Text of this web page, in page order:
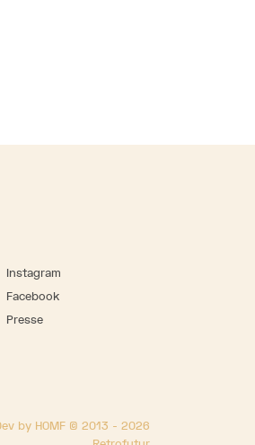
Instagram
Facebook
Presse
by HOMF © 2013 - 2026